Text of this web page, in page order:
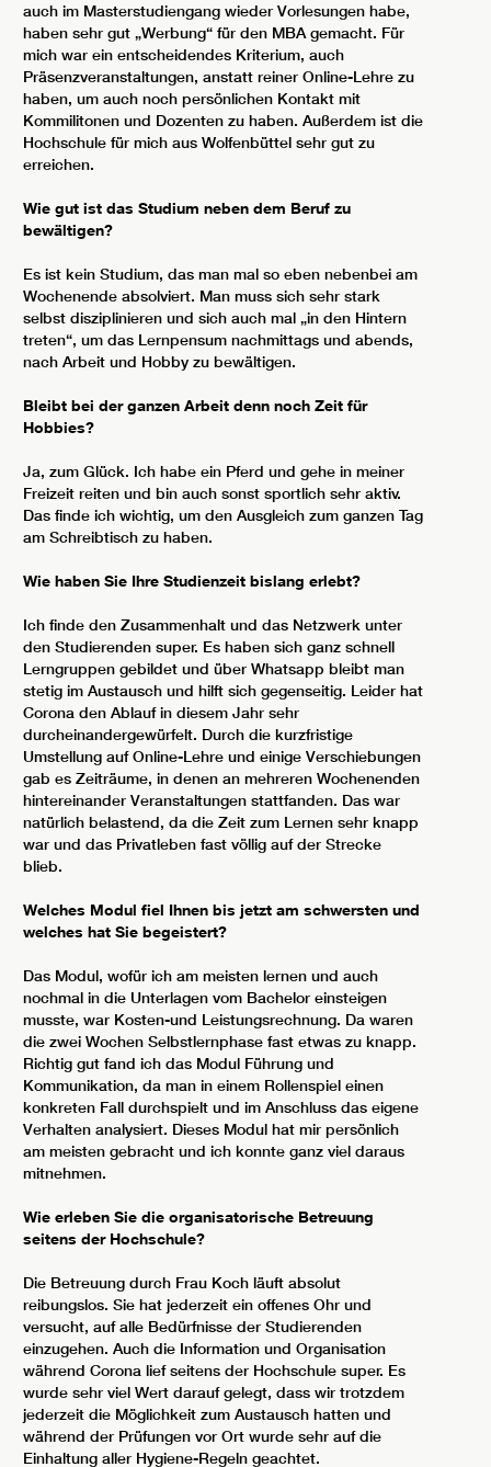
auch im Masterstudiengang wieder Vorlesungen habe,
haben sehr gut „Werbung“ für den MBA gemacht. Für
mich war ein entscheidendes Kriterium, auch
Präsenzveranstaltungen, anstatt reiner Online-Lehre zu
haben, um auch noch persönlichen Kontakt mit
Kommilitonen und Dozenten zu haben. Außerdem ist die
Hochschule für mich aus Wolfenbüttel sehr gut zu
erreichen.
Wie gut ist das Studium neben dem Beruf zu
bewältigen?
Es ist kein Studium, das man mal so eben nebenbei am
Wochenende absolviert. Man muss sich sehr stark
selbst disziplinieren und sich auch mal „in den Hintern
treten“, um das Lernpensum nachmittags und abends,
nach Arbeit und Hobby zu bewältigen.
Bleibt bei der ganzen Arbeit denn noch Zeit für
Hobbies?
Ja, zum Glück. Ich habe ein Pferd und gehe in meiner
Freizeit reiten und bin auch sonst sportlich sehr aktiv.
Das finde ich wichtig, um den Ausgleich zum ganzen Tag
am Schreibtisch zu haben.
Wie haben Sie Ihre Studienzeit bislang erlebt?
Ich finde den Zusammenhalt und das Netzwerk unter
den Studierenden super. Es haben sich ganz schnell
Lerngruppen gebildet und über Whatsapp bleibt man
stetig im Austausch und hilft sich gegenseitig. Leider hat
Corona den Ablauf in diesem Jahr sehr
durcheinandergewürfelt. Durch die kurzfristige
Umstellung auf Online-Lehre und einige Verschiebungen
gab es Zeiträume, in denen an mehreren Wochenenden
hintereinander Veranstaltungen stattfanden. Das war
natürlich belastend, da die Zeit zum Lernen sehr knapp
war und das Privatleben fast völlig auf der Strecke
blieb.
Welches Modul fiel Ihnen bis jetzt am schwersten und
welches hat Sie begeistert?
Das Modul, wofür ich am meisten lernen und auch
nochmal in die Unterlagen vom Bachelor einsteigen
musste, war Kosten-und Leistungsrechnung. Da waren
die zwei Wochen Selbstlernphase fast etwas zu knapp.
Richtig gut fand ich das Modul Führung und
Kommunikation, da man in einem Rollenspiel einen
konkreten Fall durchspielt und im Anschluss das eigene
Verhalten analysiert. Dieses Modul hat mir persönlich
am meisten gebracht und ich konnte ganz viel daraus
mitnehmen.
Wie erleben Sie die organisatorische Betreuung
seitens der Hochschule?
Die Betreuung durch Frau Koch läuft absolut
reibungslos. Sie hat jederzeit ein offenes Ohr und
versucht, auf alle Bedürfnisse der Studierenden
einzugehen. Auch die Information und Organisation
während Corona lief seitens der Hochschule super. Es
wurde sehr viel Wert darauf gelegt, dass wir trotzdem
jederzeit die Möglichkeit zum Austausch hatten und
während der Prüfungen vor Ort wurde sehr auf die
Einhaltung aller Hygiene-Regeln geachtet.